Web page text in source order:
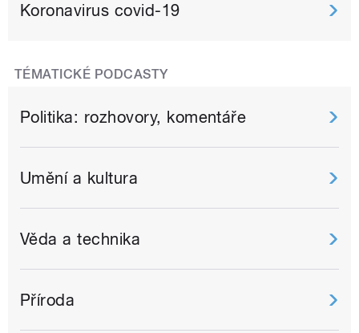
Koronavirus covid-19
TÉMATICKÉ PODCASTY
Politika: rozhovory, komentáře
Umění a kultura
Věda a technika
Příroda